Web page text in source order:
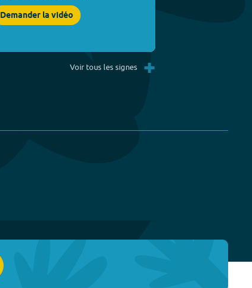
Demander la vidéo
Voir tous les signes +